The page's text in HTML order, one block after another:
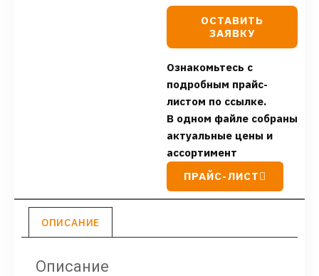
ОСТАВИТЬ
ЗАЯВКУ
Ознакомьтесь с
подробным прайс-
листом по ссылке.
В одном файле собраны
актуальные цены и
ассортимент
ПРАЙС-ЛИСТ
ОПИСАНИЕ
Описание